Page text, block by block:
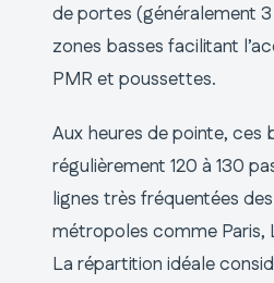
de portes (généralement
zones basses facilitant
PMR et poussettes.
Aux heures de pointe, ces
régulièrement 120 à 130
lignes très fréquentées
métropoles comme Paris,
La répartition idéale